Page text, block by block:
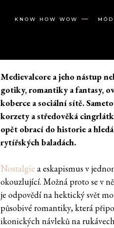
KNOW HOW WOW
Medievalcore a jeho nástup
gotiky, romantiky a fantasy,
koberce a sociální sítě.
korzety a středověká
opět obrací do historie a
rytířských baladách.
Nostalgie a eskapismus v
okouzlující. Možná proto se v
je odpovědí na hektický svět
působivé romantiky, která
ikonických návleků na